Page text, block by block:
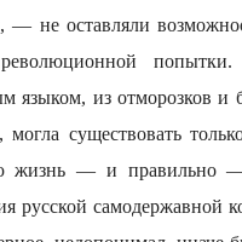
— не оставляли
попытки.
языком, из отморозков
могла существовать
жизнь — и правильно —
русской самодержавной